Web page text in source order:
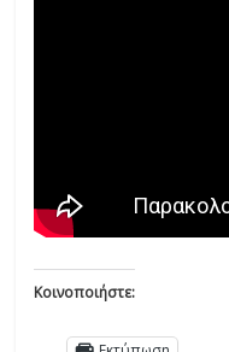
Κοινοποιήστε: